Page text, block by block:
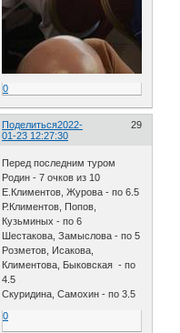
0
Поделиться 29
2022-
01-23 12:27:30
Перед последним туром
Родин - 7 очков из 10
Е.Климентов, Журова - по 6.5
Р.Климентов, Попов,
Кузьминых - по 6
Шестакова, Замыслова - по 5
Розметов, Исакова,
Климентова, Быковская - по
4.5
Скуридина, Самохин - по 3.5
0